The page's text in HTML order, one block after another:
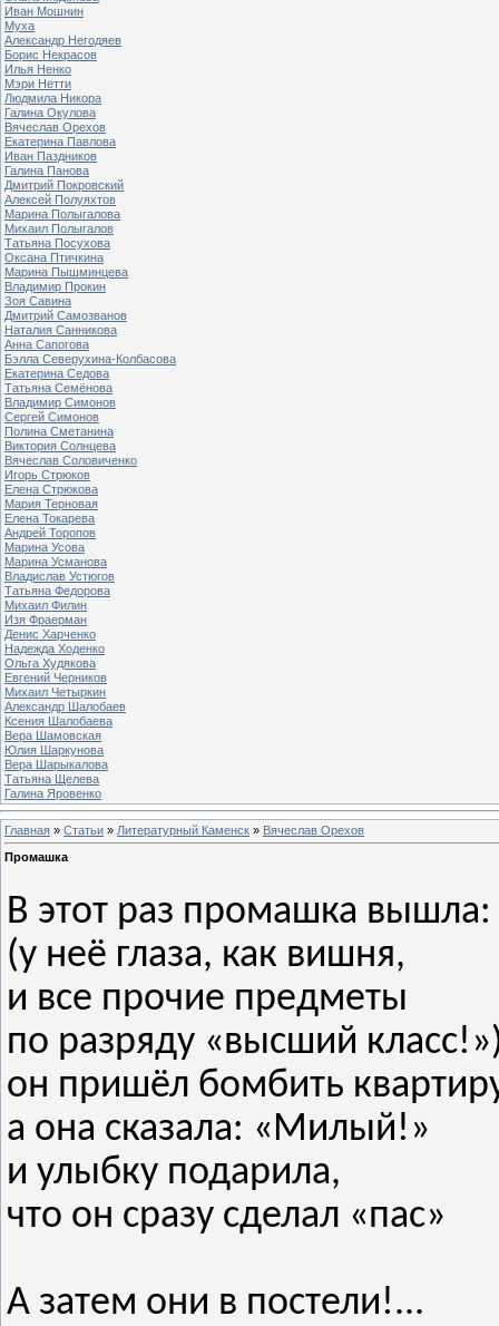
Иван Мошнин
Муха
Александр Негодяев
Борис Некрасов
Илья Ненко
Мэри Нетти
Людмила Никора
Галина Окулова
Вячеслав Орехов
Екатерина Павлова
Иван Паздников
Галина Панова
Дмитрий Покровский
Алексей Полуяхтов
Марина Полыгалова
Михаил Полыгалов
Татьяна Посухова
Оксана Птичкина
Марина Пышминцева
Владимир Прокин
Зоя Савина
Дмитрий Самозванов
Наталия Санникова
Анна Сапогова
Бэлла Северухина-Колбасова
Екатерина Седова
Татьяна Семёнова
Владимир Симонов
Сергей Симонов
Полина Сметанина
Виктория Солнцева
Вячеслав Соловиченко
Игорь Стрюков
Елена Стрюкова
Мария Терновая
Елена Токарева
Андрей Торопов
Марина Усова
Марина Усманова
Владислав Устюгов
Татьяна Федорова
Михаил Филин
Изя Фраерман
Денис Харченко
Надежда Ходенко
Ольга Худякова
Евгений Черников
Михаил Четыркин
Александр Шалобаев
Ксения Шалобаева
Вера Шамовская
Юлия Шаркунова
Вера Шарыкалова
Татьяна Щелева
Галина Яровенко
Главная » Статьи » Литературный Каменск » Вячеслав Орехов
Промашка
В этот раз промашка вышла:
(у неё глаза, как вишня,
и все прочие предметы
по разряду «высший
он пришёл бомбить
а она сказала: «Милый!»
и улыбку подарила,
что он сразу сделал «пас»
А затем они в постели!...